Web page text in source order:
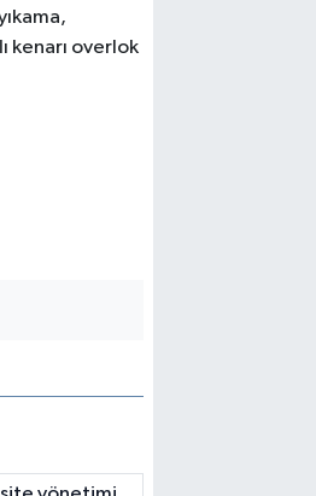
kenarı overlok